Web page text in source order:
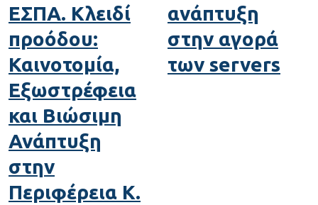
ΕΣΠΑ. Κλειδί
προόδου:
Καινοτομία,
Εξωστρέφεια
και Βιώσιμη
Ανάπτυξη
στην
Περιφέρεια Κ.
ανάπτυξη
στην αγορά
των servers